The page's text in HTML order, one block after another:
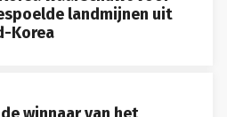
landmijnen uit
Korea